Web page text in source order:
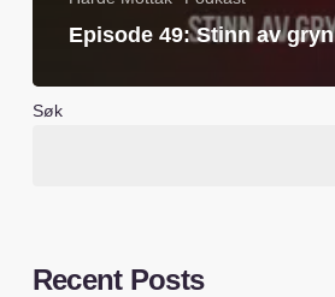
Episode 49: Stinn av gryn
Søk
Recent Posts